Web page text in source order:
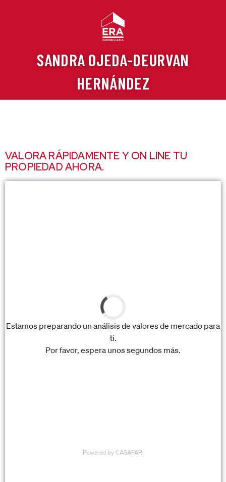
SANDRA OJEDA-DEURVAN
HERNÁNDEZ
VALORA RÁPIDAMENTE Y ON LINE TU
PROPIEDAD AHORA.